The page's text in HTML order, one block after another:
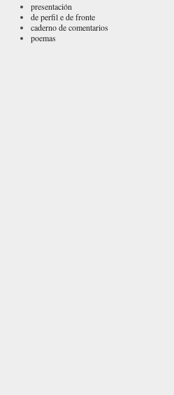
presentación
de perfil e de fronte
caderno de comentarios
poemas